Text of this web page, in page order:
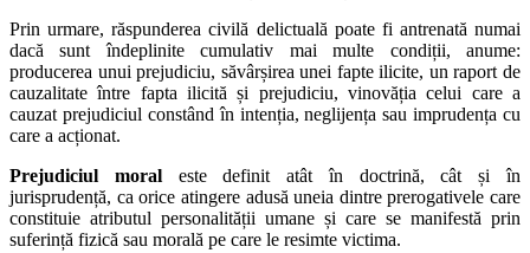
Prin urmare, răspunderea civilă delictuală poate fi antrenată numai
dacă sunt îndeplinite cumulativ mai multe condiții, anume:
producerea unui prejudiciu, săvârșirea unei fapte ilicite, un raport de
cauzalitate între fapta ilicită și prejudiciu, vinovăția celui care a
cauzat prejudiciul constând în intenția, neglijența sau imprudența cu
care a acționat.
Prejudiciul moraleste definit atât în doctrină, cât și în
jurisprudență, ca orice atingere adusă uneia dintre prerogativele care
constituie atributul personalității umane și care se manifestă prin
suferință fizică sau morală pe care le resimte victima.